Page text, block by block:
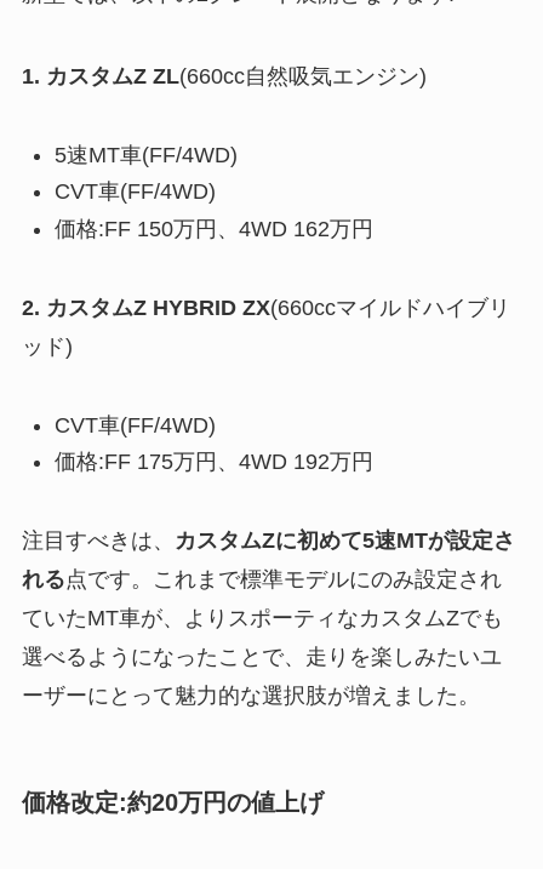
1. カスタムZ ZL(660cc自然吸気エンジン)
5速MT車(FF/4WD)
CVT車(FF/4WD)
価格:FF 150万円、4WD 162万円
2. カスタムZ HYBRID ZX(660ccマイルドハイブリ
ッド)
CVT車(FF/4WD)
価格:FF 175万円、4WD 192万円
注目すべきは、
カスタムZに初めて5速MTが設定さ
れる点です。これまで標準モデルにのみ設定され
ていたMT車が、よりスポーティなカスタムZでも
選べるようになったことで、走りを楽しみたいユ
ーザーにとって魅力的な選択肢が増えました。
価格改定:約20万円の値上げ